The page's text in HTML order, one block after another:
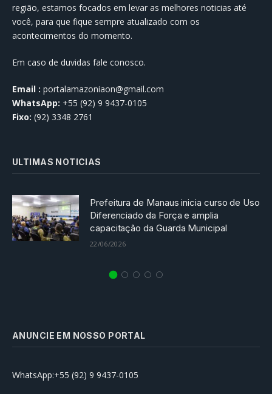
região, estamos focados em levar as melhores noticias até
você, para que fique sempre atualizado com os
acontecimentos do momento.
Em caso de duvidas fale conosco.
Email : portalamazoniaon@gmail.com
WhatsApp: +55 (92) 9 9437-0105
Fixo: (92) 3348 2761
ULTIMAS NOTICIAS
Prefeitura de Manaus inicia curso de Uso
Diferenciado da Força e amplia
capacitação da Guarda Municipal
22/06/2026
ANUNCIE EM NOSSO PORTAL
WhatsApp:+55 (92) 9 9437-0105